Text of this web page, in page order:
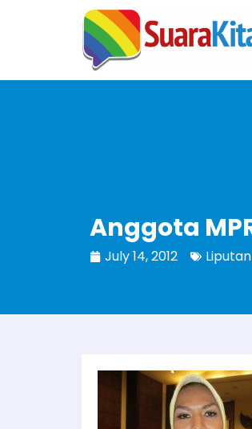
Anggota
July 14, 2012 Liputan